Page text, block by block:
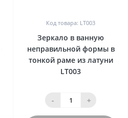
Код товара: LT003
Зеркало в ванную
неправильной формы в
тонкой раме из латуни
LT003
- +